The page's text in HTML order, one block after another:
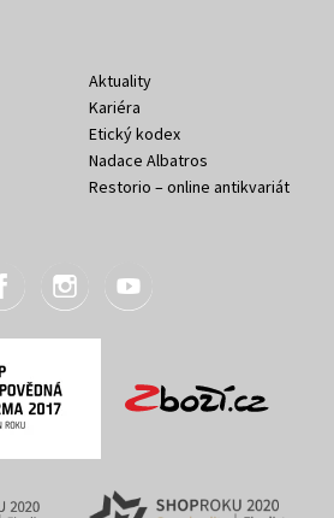
Aktuality
Kariéra
Etický kodex
Nadace Albatros
Restorio – online antikvariát